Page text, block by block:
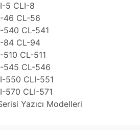
5 CLI-8
46 CL-56
540 CL-541
84 CL-94
510 CL-511
545 CL-546
550 CLI-551
570 CLI-571
Yazıcı Modelleri